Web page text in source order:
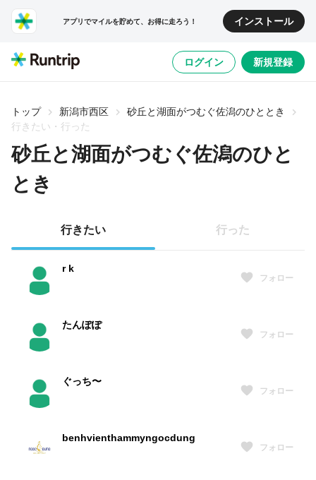
アプリでマイルを貯めて、お得に走ろう！ インストール
ログイン 新規登録
トップ 新潟市西区
砂丘と湖面がつむぐ佐潟のひととき
行きたい・行った
砂丘と湖面がつむぐ佐潟のひと
とき
行きたい 行った
r k
フォロー
たんぽぽ
フォロー
ぐっち〜
フォロー
benhvienthammyngocdung
フォロー